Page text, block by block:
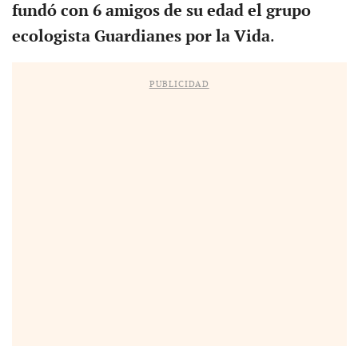
fundó con 6 amigos de su edad el grupo
ecologista Guardianes por la Vida.
PUBLICIDAD